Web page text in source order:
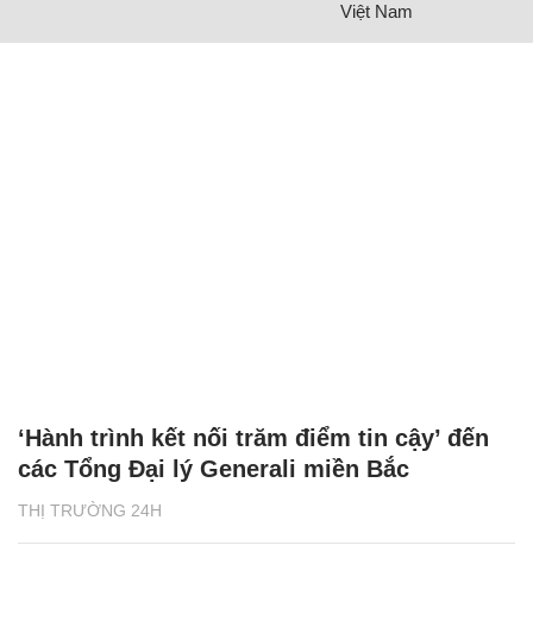
Việt Nam
THỊ TRƯỜNG 24H
‘Hành trình kết nối trăm điểm tin cậy’ đến
các Tổng Đại lý Generali miền Bắc